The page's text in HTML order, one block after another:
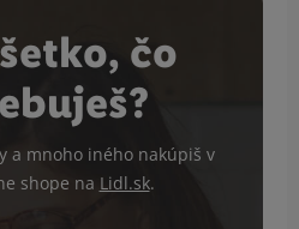
čo
a mnoho iného nakúpiš v
shope na Lidl.sk.